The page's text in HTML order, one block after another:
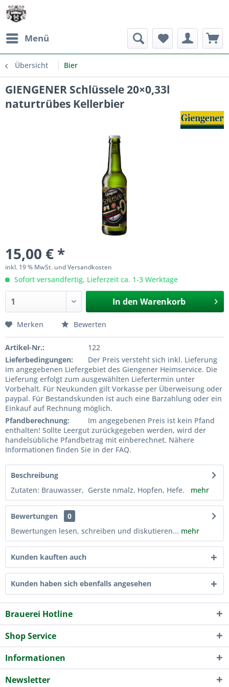
Menü
Übersicht Bier
GIENGENER Schlüssele 20×0,33l
naturtrübes Kellerbier
15,00 € *
inkl. 19 % MwSt. und Versandkosten
Sofort versandfertig, Lieferzeit ca. 1-3 Werktage
In den Warenkorb
Merken Bewerten
Artikel-Nr.:
122
Lieferbedingungen:
Der Preis versteht sich inkl. Lieferung
im angegebenen Liefergebiet des Giengener Heimservice. Die
Lieferung erfolgt zum ausgewählten Liefertermin unter
Vorbehalt. Für Neukunden gilt Vorkasse per Überweisung oder
paypal. Für Bestandskunden ist auch eine Barzahlung oder ein
Einkauf auf Rechnung möglich.
Pfandberechnung:
Im angegebenen Preis ist kein Pfand
enthalten! Sollte Leergut zurückgegeben werden, wird der
handelsübliche Pfandbetrag mit einberechnet. Nähere
Informationen finden Sie in der FAQ.
Beschreibung
Zutaten: Brauwasser, Gerste nmalz, Hopfen, Hefe. mehr
Bewertungen
0
Bewertungen lesen, schreiben und diskutieren... mehr
Kunden kauften auch
Kunden haben sich ebenfalls angesehen
Brauerei Hotline
Shop Service
Informationen
Newsletter